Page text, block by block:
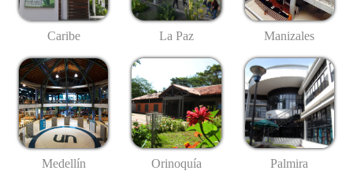
Caribe La Paz Manizales
Medellín Orinoquía Palmira